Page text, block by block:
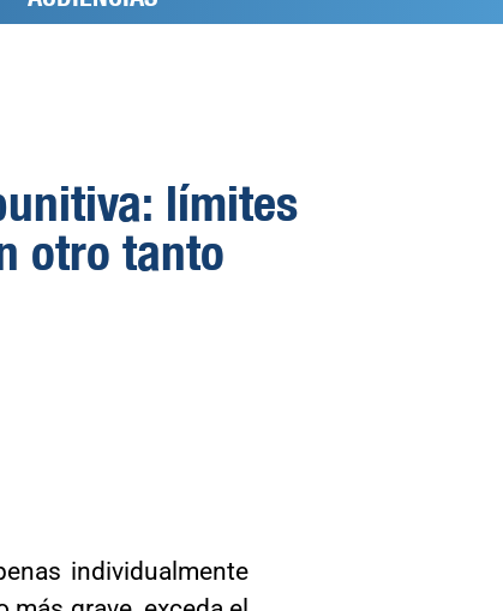
límites
otro tanto
individualmente